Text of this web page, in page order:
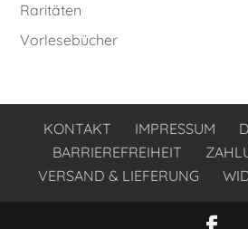
Raritäten
Vorlesebücher
KONTAKT IMPRESSUM
BARRIEREFREIHEIT
VERSAND & LIEFERUNG